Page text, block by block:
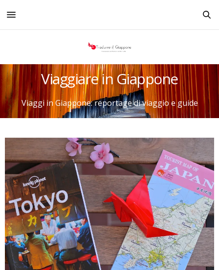
Viaggiare in Giappone
Viaggi in Giappone: reportage di viaggio e guide